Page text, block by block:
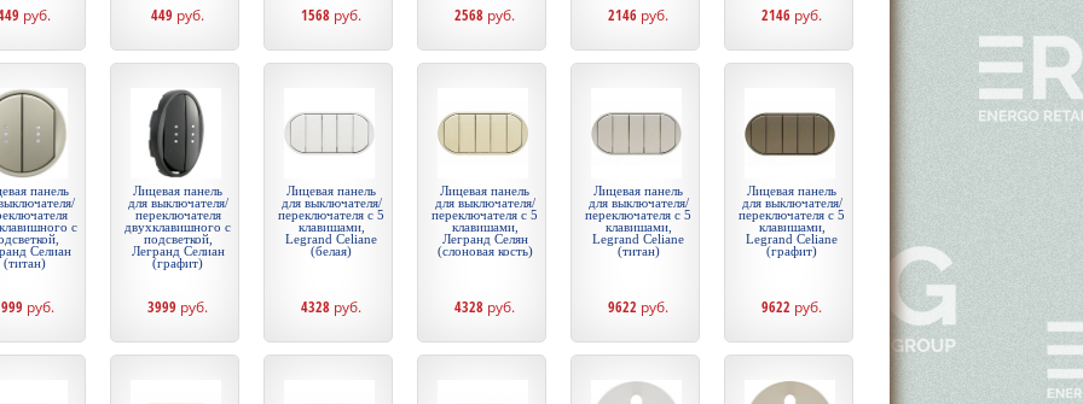
руб. 449 руб. 1568 руб. 2568 руб. 2146 руб. 2146 руб.
панель
с
Селиан
(титан)
руб.
Лицевая панель
для выключателя/
переключателя
двухклавишного с
подсветкой,
Легранд Селиан
(графит)
3999 руб.
Лицевая панель
для выключателя/
переключателя с 5
клавишами,
Legrand Celiane
(белая)
4328 руб.
Лицевая панель
для выключателя/
переключателя с 5
клавишами,
Легранд Селян
(слоновая кость)
4328 руб.
Лицевая панель
для выключателя/
переключателя с 5
клавишами,
Legrand Celiane
(титан)
9622 руб.
Лицевая панель
для выключателя/
переключателя с 5
клавишами,
Legrand Celiane
(графит)
9622 руб.